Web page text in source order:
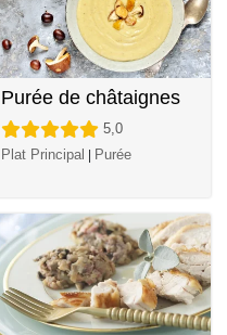
Purée de châtaignes
5,0
Plat Principal
Purée